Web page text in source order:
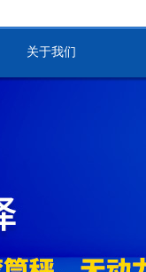
关于我们